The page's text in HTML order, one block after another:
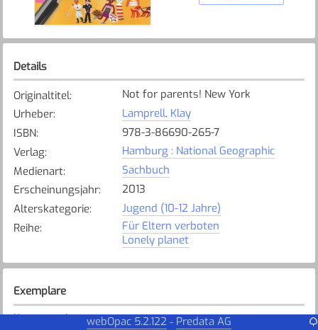
Details
Originaltitel:
Not for parents! New York
Urheber:
Lamprell, Klay
ISBN:
978-3-86690-265-7
Verlag:
Hamburg : National Geographic
Medienart:
Sachbuch
Erscheinungsjahr:
2013
Alterskategorie:
Jugend (10-12 Jahre)
Reihe:
Für Eltern verboten
Lonely planet
Exemplare
Karte anzeigenwebOpac 5.2.122 - Predata AG